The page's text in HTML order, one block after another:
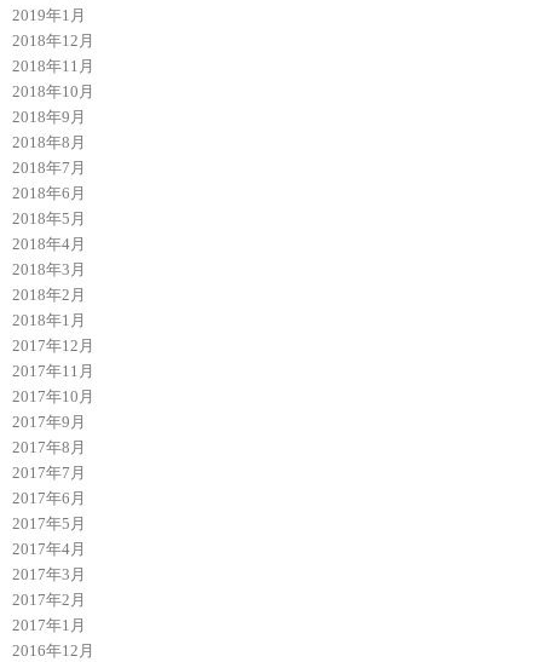
2019年1月
2018年12月
2018年11月
2018年10月
2018年9月
2018年8月
2018年7月
2018年6月
2018年5月
2018年4月
2018年3月
2018年2月
2018年1月
2017年12月
2017年11月
2017年10月
2017年9月
2017年8月
2017年7月
2017年6月
2017年5月
2017年4月
2017年3月
2017年2月
2017年1月
2016年12月